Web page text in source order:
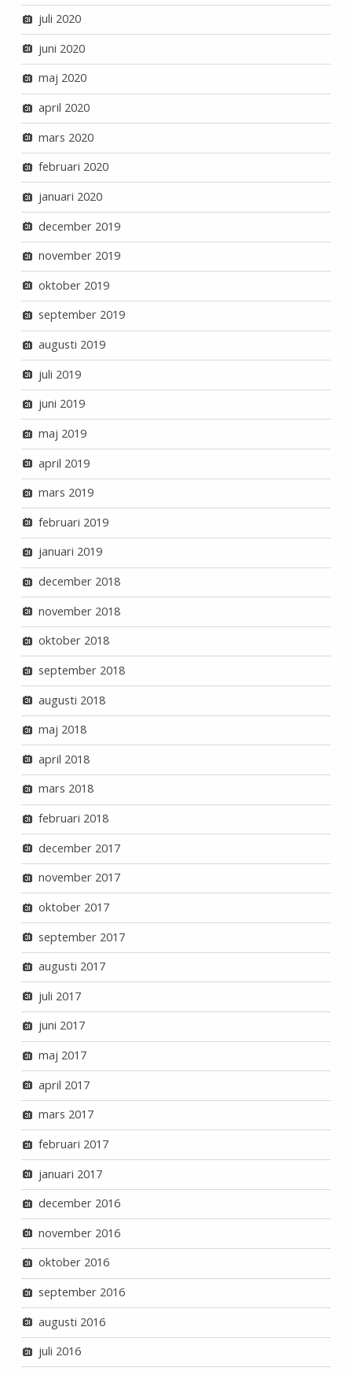
juli 2020
juni 2020
maj 2020
april 2020
mars 2020
februari 2020
januari 2020
december 2019
november 2019
oktober 2019
september 2019
augusti 2019
juli 2019
juni 2019
maj 2019
april 2019
mars 2019
februari 2019
januari 2019
december 2018
november 2018
oktober 2018
september 2018
augusti 2018
maj 2018
april 2018
mars 2018
februari 2018
december 2017
november 2017
oktober 2017
september 2017
augusti 2017
juli 2017
juni 2017
maj 2017
april 2017
mars 2017
februari 2017
januari 2017
december 2016
november 2016
oktober 2016
september 2016
augusti 2016
juli 2016